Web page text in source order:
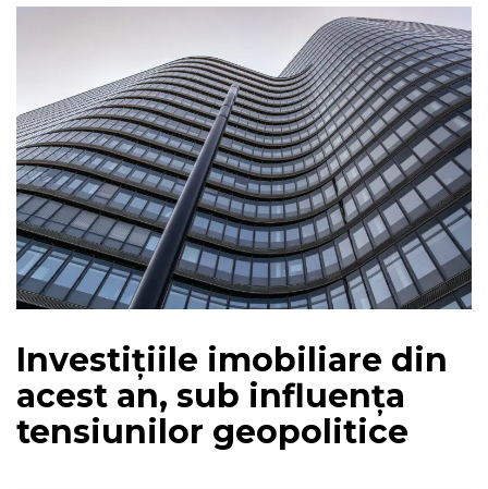
Investițiile imobiliare din
acest an, sub influența
tensiunilor geopolitice